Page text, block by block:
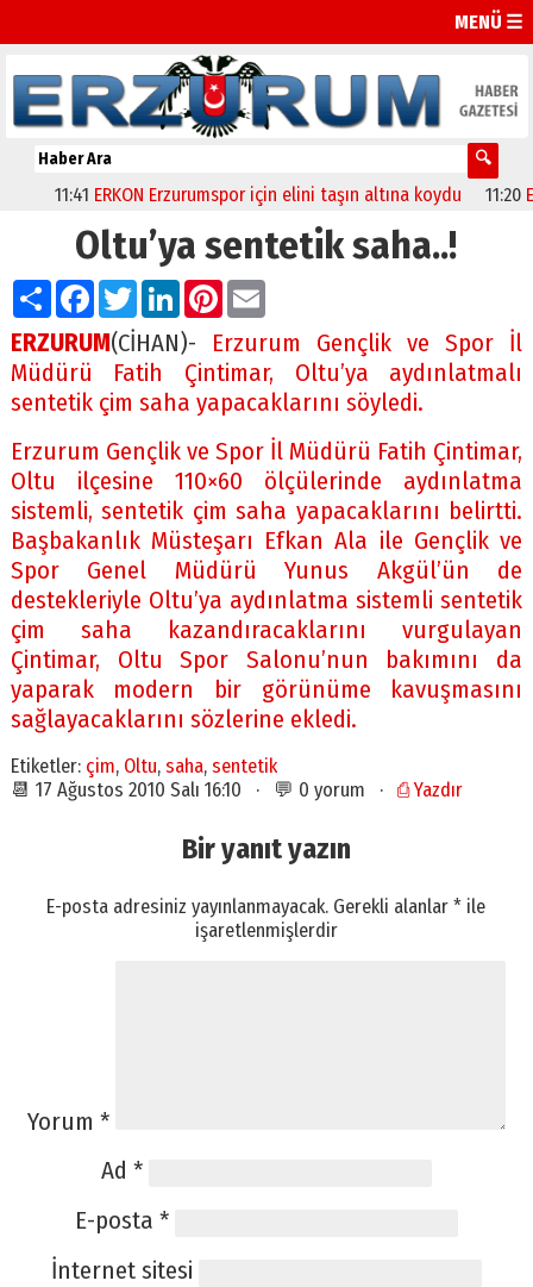
MENÜ ☰
11:41 ERKON Erzurumspor için elini taşın altına koydu 11:20
Oltu’ya sentetik saha..!
PaylaşFacebook
TwitterLinkedIn
Pinterest
Email
ERZURUM(CİHAN)- Erzurum Gençlik ve Spor İl
Müdürü Fatih Çintimar, Oltu’ya aydınlatmalı
sentetik çim saha yapacaklarını söyledi.
Erzurum Gençlik ve Spor İl Müdürü Fatih Çintimar,
Oltu ilçesine 110×60 ölçülerinde aydınlatma
sistemli, sentetik çim saha yapacaklarını belirtti.
Başbakanlık Müsteşarı Efkan Ala ile Gençlik ve
Spor Genel Müdürü Yunus Akgül’ün de
destekleriyle Oltu’ya aydınlatma sistemli sentetik
çim saha kazandıracaklarını vurgulayan
Çintimar, Oltu Spor Salonu’nun bakımını da
yaparak modern bir görünüme kavuşmasını
sağlayacaklarını sözlerine ekledi.
Etiketler: çim, Oltu, saha, sentetik
📆 17 Ağustos 2010 Salı 16:10 · 💬 0 yorum · ⎙ Yazdır
Bir yanıt yazın
E-posta adresiniz yayınlanmayacak. Gerekli alanlar* ile
işaretlenmişlerdir
Yorum *
Ad *
E-posta *
İnternet sitesi